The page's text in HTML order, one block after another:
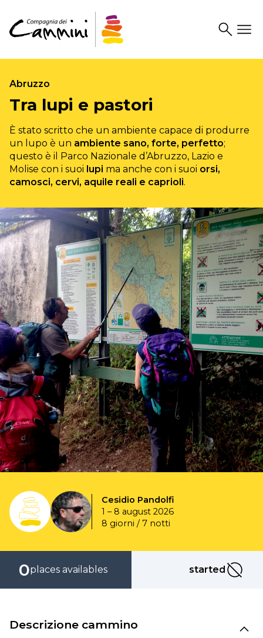
SearchDrawer
Abruzzo
Tra lupi e pastori
È stato scritto che un ambiente capace di produrre
un lupo è un ambiente sano, forte, perfetto;
questo è il Parco Nazionale d’Abruzzo, Lazio e
Molise con i suoi lupi ma anche con i suoi orsi,
camosci, cervi, aquile reali e caprioli.
Cesidio Pandolfi
1 – 8 august 2026
8 giorni / 7 notti
0places availables started started
Descrizione cammino